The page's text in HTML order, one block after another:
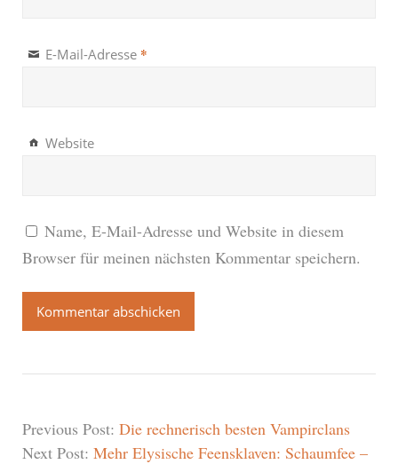
E-Mail-Adresse *
Website
Name, E-Mail-Adresse und Website in diesem
Browser für meinen nächsten Kommentar speichern.
Previous Post: Die rechnerisch besten Vampirclans
Next Post: Mehr Elysische Feensklaven: Schaumfee –